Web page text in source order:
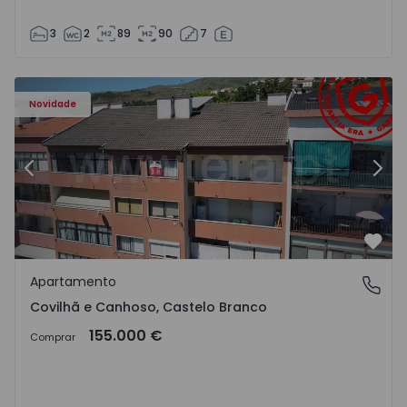
3 2 89 90 7
Novidade
- 18
Apartamento T2 Covilhã, Covilhã e Canhoso - 1497806 -
Anterior
Covilhã e Canhoso, Castelo Branco
Apartamento
Covilhã e Canhoso, Castelo Branco
Comprar 155.000 €